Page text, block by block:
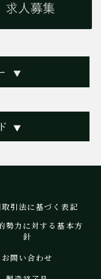
▼
▼
引法に基づく表記
勢力に対する基本方
針
お問い合わせ